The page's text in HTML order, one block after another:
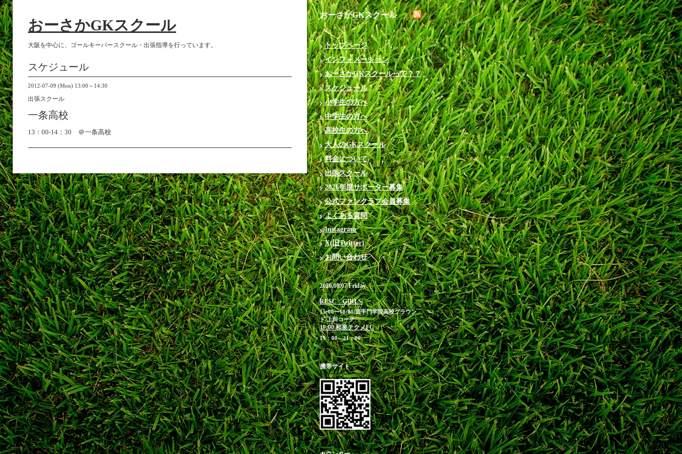
おーさかGKスクール
大阪を中心に、ゴールキーパースクール・出張指導を行っています。
スケジュール
2012-07-09 (Mon) 13:00～14:30
出張スクール
一条高校
13：00-14：30 ＠一条高校
おーさかGKスクール
トップページ
インフォメーション
おーさかGKスクールって？？
スケジュール
小学生の方へ
中学生の方へ
高校生の方へ
大人のGKスクール
料金について
出張スクール
2026年度サポーター募集
公式ファンクラブ会員募集
よくある質問
Instagram
X(旧Twitter)
お問い合わせ
2026.08.07 Friday
RESC GIRLS
15:00〜18:00/追手門学院高校グラウン
ド/上田コーチ
19:00 和泉テクノFC
19：00―21：00
携帯サイト